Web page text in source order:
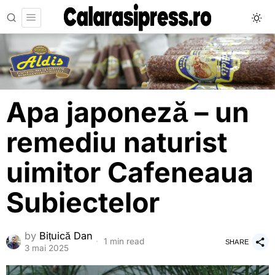
Apa japoneză – un
remediu naturist
uimitor Cafeneaua
Subiectelor
by Bițuică Dan
3 mai 2025
1 min read SHARE